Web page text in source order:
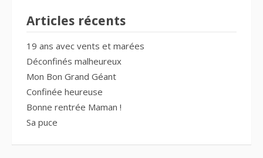
Articles récents
19 ans avec vents et marées
Déconfinés malheureux
Mon Bon Grand Géant
Confinée heureuse
Bonne rentrée Maman !
Sa puce